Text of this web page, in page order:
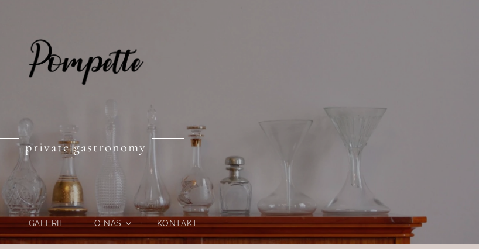
private gastronomy
GALERIE O NÁS KONTAKT